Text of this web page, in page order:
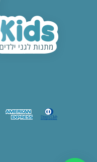
© All rights reserved to Shop4kids